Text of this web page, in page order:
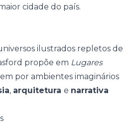
cidade do país.
ilustrados repletos de
propõe em Lugares
por ambientes imaginários
, arquitetura e narrativa